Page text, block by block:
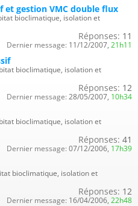
et gestion VMC double flux
bioclimatique, isolation et
Réponses: 11
Dernier message: 11/12/2007, 21h11
bioclimatique, isolation et
Réponses: 12
Dernier message: 28/05/2007, 10h34
bioclimatique, isolation et
Réponses: 41
Dernier message: 07/12/2006, 17h39
bioclimatique, isolation et
Réponses: 12
Dernier message: 16/04/2006, 22h48